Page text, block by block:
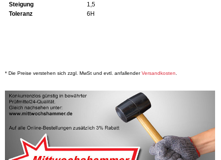
Steigung
1,5
Toleranz
6H
* Die Preise verstehen sich zzgl. MwSt und evtl. anfallenderVersandkosten